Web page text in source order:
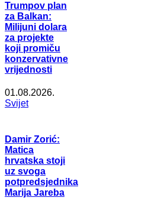
Trumpov plan
za Balkan:
Milijuni dolara
za projekte
koji promiču
konzervativne
vrijednosti
01.08.2026.
Svijet
Damir Zorić:
Matica
hrvatska stoji
uz svoga
potpredsjednika
Marija Jareba